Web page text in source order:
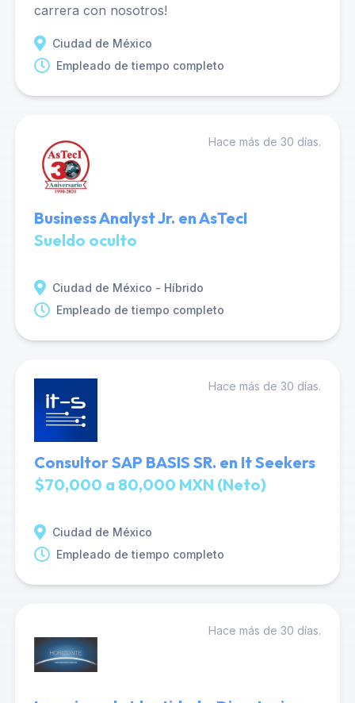
carrera con nosotros!
Ciudad de México
Empleado de tiempo completo
Hace más de 30 días.
Business Analyst Jr. en AsTecI
Sueldo oculto
Ciudad de México - Híbrido
Empleado de tiempo completo
Hace más de 30 días.
Consultor SAP BASIS SR. en It Seekers
$70,000 a 80,000 MXN (Neto)
Ciudad de México
Empleado de tiempo completo
Hace más de 30 días.